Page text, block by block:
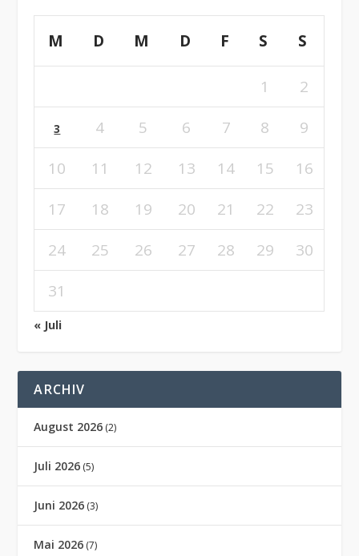
M D M D F S S
1 2
3 4 5 6 7 8
9
10
11 12 13 14 15
16
17
18 19 20 21 22
23
24
25 26 27 28 29
30
31
« Juli
ARCHIV
August 2026 (2)
Juli 2026 (5)
Juni 2026 (3)
Mai 2026 (7)